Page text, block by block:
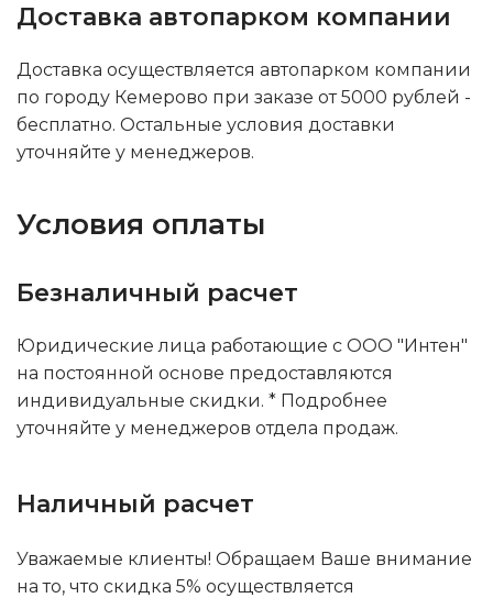
Доставка автопарком компании
Доставка осуществляется автопарком компании
по городу Кемерово при заказе от 5000 рублей -
бесплатно. Остальные условия доставки
уточняйте у менеджеров.
Условия оплаты
Безналичный расчет
Юридические лица работающие с ООО "Интен"
на постоянной основе предоставляются
индивидуальные скидки. * Подробнее
уточняйте у менеджеров отдела продаж.
Наличный расчет
Уважаемые клиенты! Обращаем Ваше внимание
на то, что скидка 5% осуществляется